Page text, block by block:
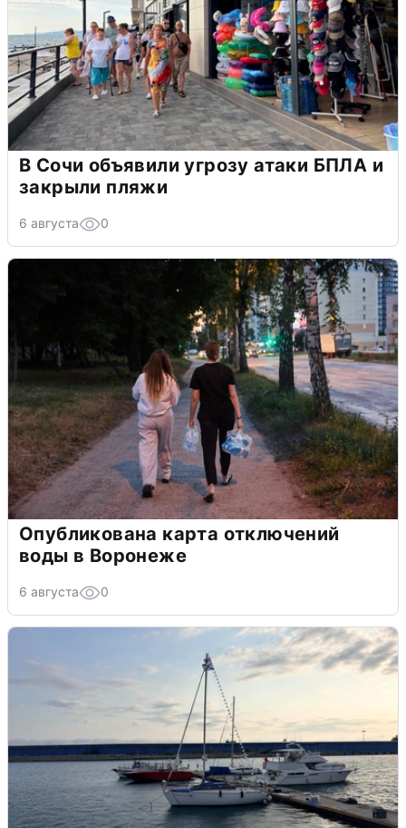
В Сочи объявили угрозу атаки БПЛА и
закрыли пляжи
6 августа 0
Опубликована карта отключений
воды в Воронеже
6 августа 0